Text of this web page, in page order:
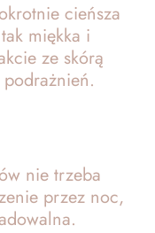
cieńsza
miękka i
ze skórą
nie trzeba
przez noc,